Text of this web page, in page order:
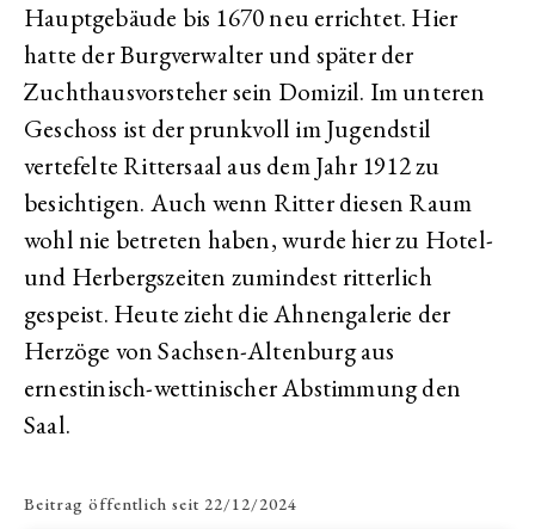
Hauptgebäude bis 1670 neu errichtet. Hier
hatte der Burgverwalter und später der
Zuchthausvorsteher sein Domizil. Im unteren
Geschoss ist der prunkvoll im Jugendstil
vertefelte Rittersaal aus dem Jahr 1912 zu
besichtigen. Auch wenn Ritter diesen Raum
wohl nie betreten haben, wurde hier zu Hotel-
und Herbergszeiten zumindest ritterlich
gespeist. Heute zieht die Ahnengalerie der
Herzöge von Sachsen-Altenburg aus
ernestinisch-wettinischer Abstimmung den
Saal.
Beitrag öffentlich seit 22/12/2024